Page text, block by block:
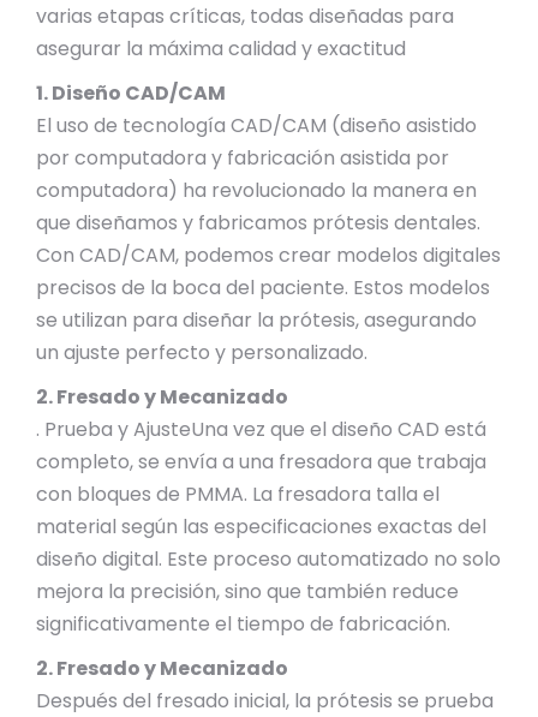
varias etapas críticas, todas diseñadas para
asegurar la máxima calidad y exactitud
1. Diseño CAD/CAM
El uso de tecnología CAD/CAM (diseño asistido
por computadora y fabricación asistida por
computadora) ha revolucionado la manera en
que diseñamos y fabricamos prótesis dentales.
Con CAD/CAM, podemos crear modelos digitales
precisos de la boca del paciente. Estos modelos
se utilizan para diseñar la prótesis, asegurando
un ajuste perfecto y personalizado.
2. Fresado y Mecanizado
. Prueba y AjusteUna vez que el diseño CAD está
completo, se envía a una fresadora que trabaja
con bloques de PMMA. La fresadora talla el
material según las especificaciones exactas del
diseño digital. Este proceso automatizado no solo
mejora la precisión, sino que también reduce
significativamente el tiempo de fabricación.
2. Fresado y Mecanizado
Después del fresado inicial, la prótesis se prueba